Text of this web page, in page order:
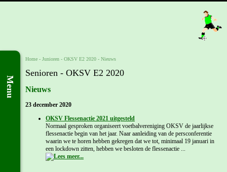
Menu
Home - Junioren - OKSV E2 2020 - Nieuws
Senioren - OKSV E2 2020
Nieuws
23 december 2020
OKSV Flessenactie 2021 uitgesteld
Normaal gesproken organiseert voetbalvereniging OKSV de jaarlijkse
flessenactie begin van het jaar. Naar aanleiding van de persconferentie
waarin we te horen hebben gekregen dat we tot, minimaal 19 januari in
een lockdown zitten, hebben we besloten de flessenactie ...